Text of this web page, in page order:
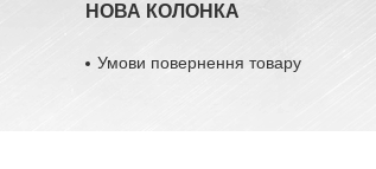
НОВА КОЛОНКА
Умови повернення товару